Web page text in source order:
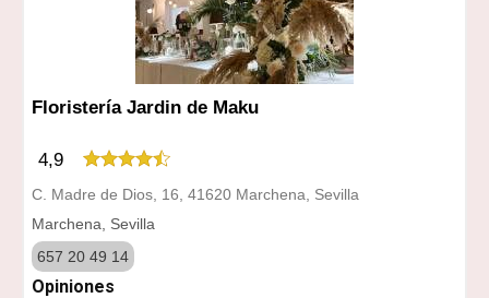
Floristería Jardin de Maku
4,9
C. Madre de Dios, 16, 41620 Marchena, Sevilla
Marchena, Sevilla
657 20 49 14
Opiniones